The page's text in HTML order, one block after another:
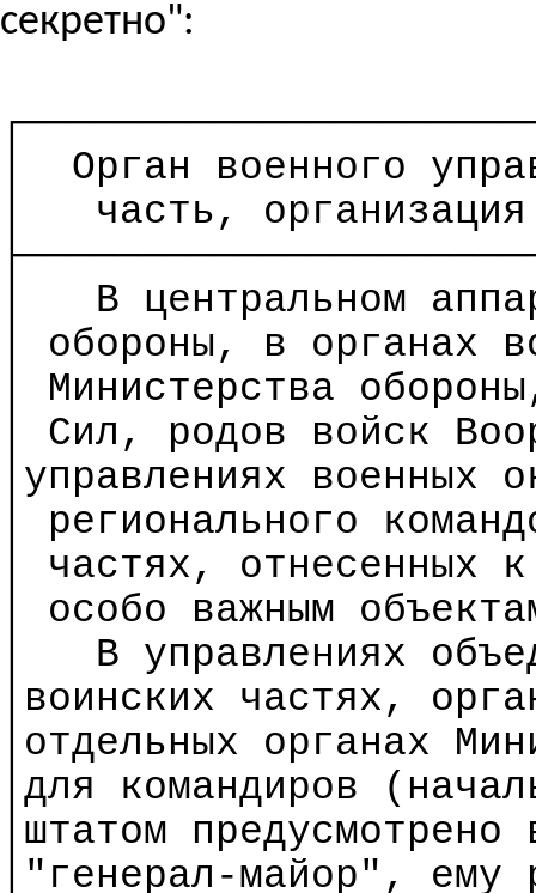
секретно":
Орган военного
часть,
В центральном
│ обороны, в органах
│ Министерства
│ Сил, родов войск
управлениях военных
│ регионального
│ частях, отнесенных
│ особо важным
В управлениях
│воинских частях,
│отдельных органах
│для командиров
│штатом
│"генерал-майор", ему